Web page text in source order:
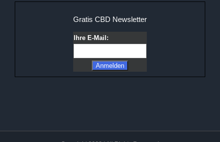
Gratis CBD Newsletter
Ihre E-Mail: